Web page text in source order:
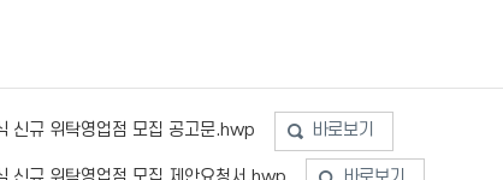
신규 위탁영업점 모집 공고문.hwp 바로보기